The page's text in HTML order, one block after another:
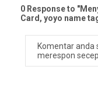
0 Response to
Card, yoyo name
Komentar anda
merespon